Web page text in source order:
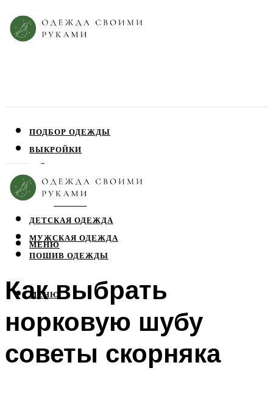
ПОДБОР ОДЕЖДЫ
ВЫКРОЙКИ
ЮБКИ
ДЕТСКАЯ ОДЕЖДА
МУЖСКАЯ ОДЕЖДА
ПОШИВ ОДЕЖДЫ
МЕНЮ
МЕНЮ
Как выбрать
норковую шубу
советы скорняка